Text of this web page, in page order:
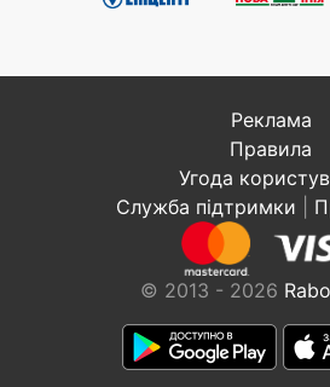
Реклама
Правила
Угода
Служба підтримки
© 2013 - 2026